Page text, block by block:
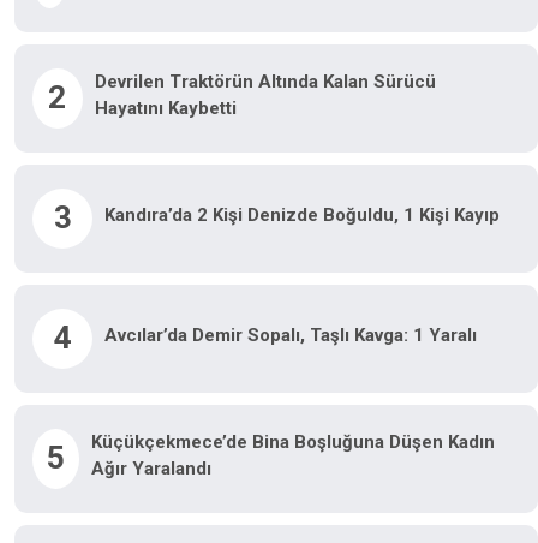
2
Devrilen Traktörün Altında Kalan Sürücü
Hayatını Kaybetti
3 Kandıra’da 2 Kişi Denizde Boğuldu, 1 Kişi Kayıp
4 Avcılar’da Demir Sopalı, Taşlı Kavga: 1 Yaralı
5
Küçükçekmece’de Bina Boşluğuna Düşen Kadın
Ağır Yaralandı